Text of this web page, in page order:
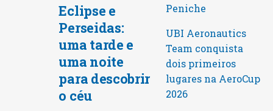
Eclipse e
Perseidas:
uma tarde e
uma noite
para descobrir
o céu
Peniche
UBI Aeronautics
Team conquista
dois primeiros
lugares na AeroCup
2026